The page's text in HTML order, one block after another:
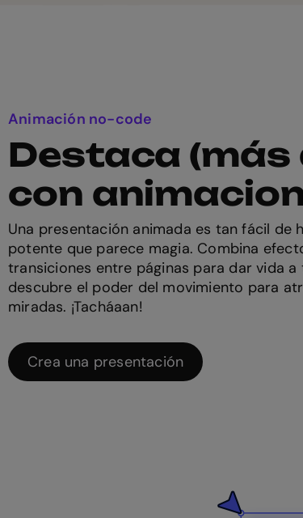
Animación no-code
Destaca (más
con
Una presentación animada es tan fácil de
potente que parece magia. Combina
transiciones entre páginas para dar vida
descubre el poder del movimiento para
miradas. ¡Tacháaan!
Crea una presentación